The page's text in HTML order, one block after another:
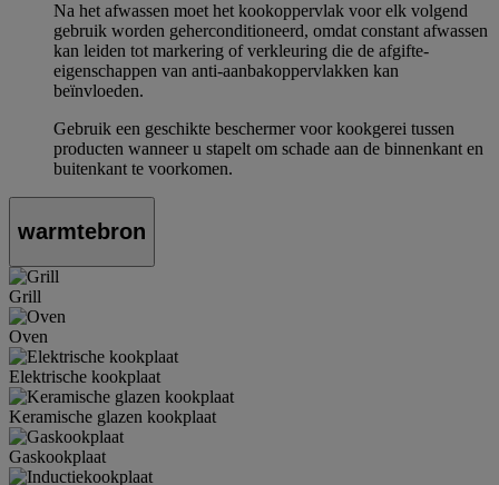
Na het afwassen moet het kookoppervlak voor elk volgend
gebruik worden geherconditioneerd, omdat constant afwassen
kan leiden tot markering of verkleuring die de afgifte-
eigenschappen van anti-aanbakoppervlakken kan
beïnvloeden.
Gebruik een geschikte beschermer voor kookgerei tussen
producten wanneer u stapelt om schade aan de binnenkant en
buitenkant te voorkomen.
warmtebron
Grill
Oven
Elektrische kookplaat
Keramische glazen kookplaat
Gaskookplaat